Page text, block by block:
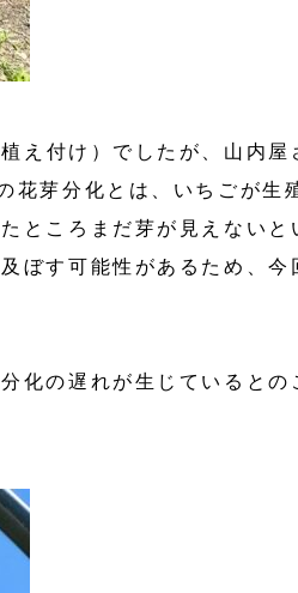
え付け）でしたが、山内屋
花芽分化とは、いちごが生
ところまだ芽が見えない
ぼす可能性があるため、今
化の遅れが生じていると